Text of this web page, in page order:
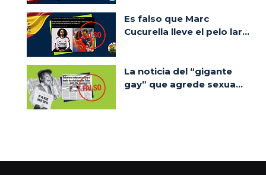
Es falso que Marc
Cucurella lleve el pelo lar...
La noticia del “gigante
gay” que agrede sexua...